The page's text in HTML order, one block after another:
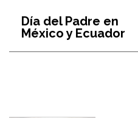
Día del Padre en
México y Ecuador